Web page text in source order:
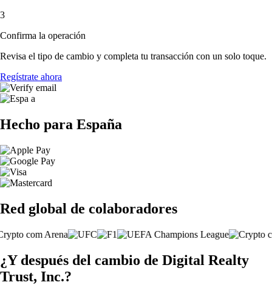
3
Confirma la operación
Revisa el tipo de cambio y completa tu transacción con un solo toque.
Regístrate ahora
Hecho para España
Red global de colaboradores
¿Y después del cambio de Digital Realty
Trust, Inc.?